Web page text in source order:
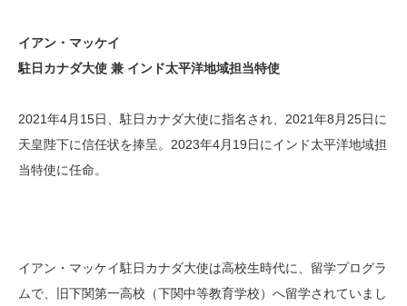
イアン・マッケイ
駐日カナダ大使 兼 インド太平洋地域担当特使
2021年4月15日、駐日カナダ大使に指名され、2021年8月25日に
天皇陛下に信任状を捧呈。2023年4月19日にインド太平洋地域担
当特使に任命。
イアン・マッケイ駐日カナダ大使は高校生時代に、留学プログラ
ムで、旧下関第一高校（下関中等教育学校）へ留学されていまし